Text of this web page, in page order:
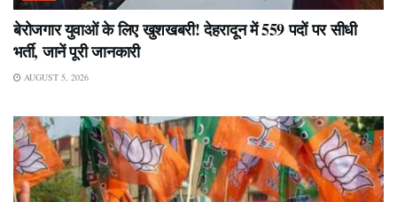
बेरोजगार युवाओं के लिए खुशखबरी! देहरादून में 559 पदों पर सीधी
भर्ती, जानें पूरी जानकारी
AUGUST 5, 2026